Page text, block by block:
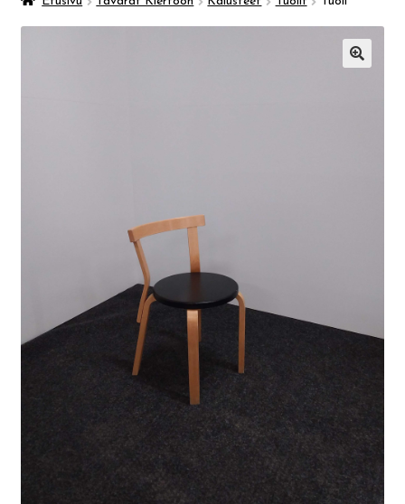
Ateria- ja välipalamaksut
Taideapteekki
Visit Jyvaskyla Region
Valon Kaupunki